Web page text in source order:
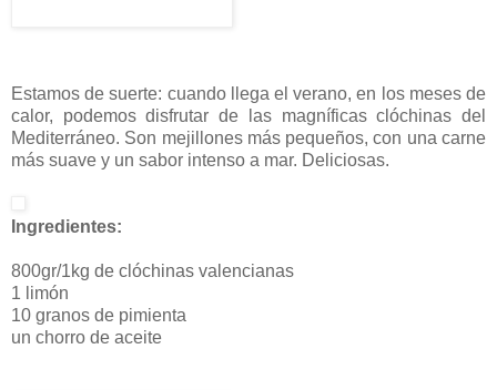
Estamos de suerte: cuando llega el verano, en los meses de
calor, podemos disfrutar de las magníficas clóchinas del
Mediterráneo. Son mejillones más pequeños, con una carne
más suave y un sabor intenso a mar. Deliciosas.
Ingredientes:
800gr/1kg de clóchinas valencianas
1 limón
10 granos de pimienta
un chorro de aceite